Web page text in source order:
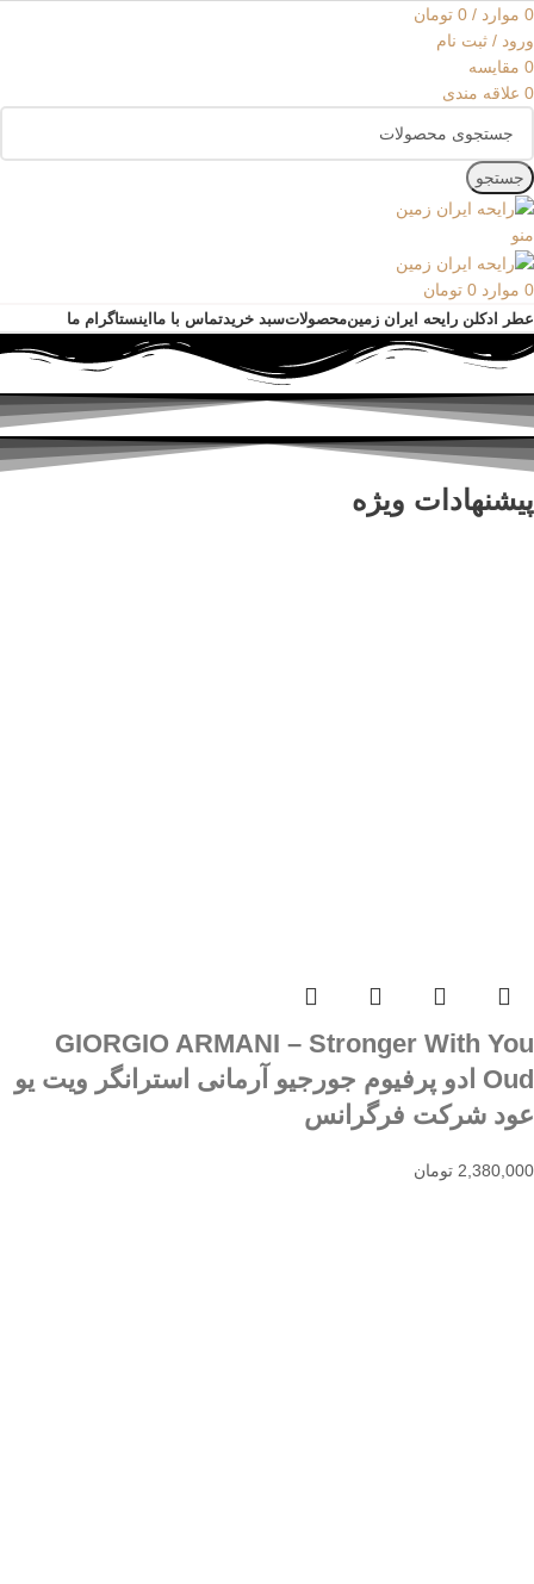
0 موارد /
0 تومان
ورود / ثبت نام
0 مقایسه
0 علاقه مندی
جستجو
منو
0 موارد 0 تومان
عطر ادکلن رایحه ایران زمینمحصولاتسبد خریدتماس با مااینستاگرام ما
پیشنهادات ویژه
GIORGIO ARMANI – Stronger With You
Oud ادو پرفیوم جورجیو آرمانی استرانگر ویت یو
عود شرکت فرگرانس
2,380,000 تومان